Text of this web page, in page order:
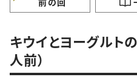
キウイとヨーグルト
人前）